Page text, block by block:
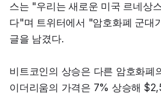
스는 "우리는 새로운 미국 르네상
다"며 트위터에서 "암호화폐 군대
글을 남겼다.
비트코인의 상승은 다른 암호화폐
이더리움의 가격은 7% 상승해